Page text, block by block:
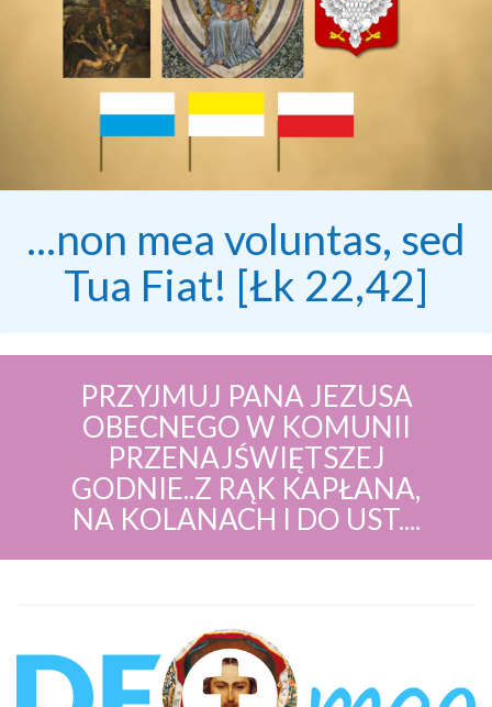
...non mea voluntas, sed
Tua Fiat! [Łk 22,42]
PRZYJMUJ PANA JEZUSA
OBECNEGO W KOMUNII
PRZENAJŚWIĘTSZEJ
GODNIE..Z RĄK KAPŁANA,
NA KOLANACH I DO UST....